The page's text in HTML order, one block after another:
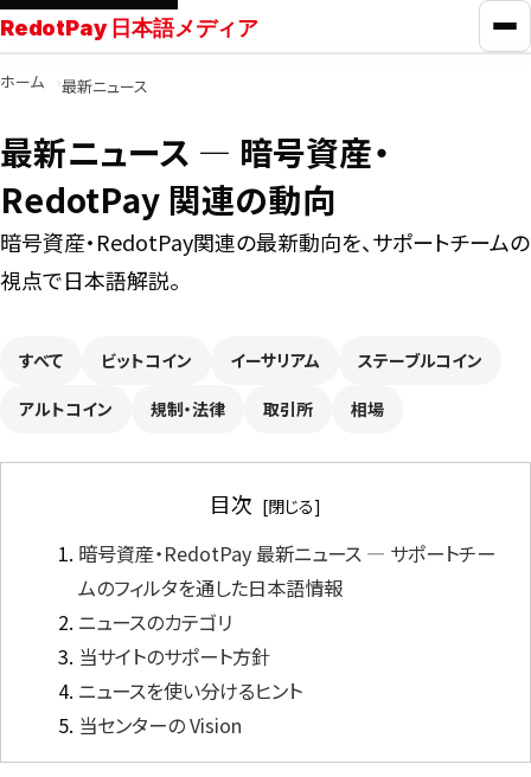
RedotPay 日本語メディア メ
RedotPayガイド
カード比較
学ぶ
ツール
ホーム 最新ニュース
最新ニュース ― 暗号資産・
RedotPay 関連の動向
暗号資産・RedotPay関連の最新動向を、サポートチームの
視点で日本語解説。
すべて ビットコイン イーサリアム ステーブルコイン
アルトコイン 規制・法律 取引所 相場
目次
暗号資産・RedotPay 最新ニュース ― サポートチー
ムのフィルタを通した日本語情報
ニュースのカテゴリ
当サイトのサポート方針
ニュースを使い分けるヒント
当センターの Vision